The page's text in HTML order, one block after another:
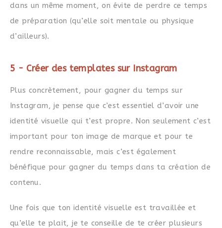
dans un même moment, on évite de perdre ce temps
de préparation (qu’elle soit mentale ou physique
d’ailleurs).
5 - Créer des templates sur Instagram
Plus concrètement, pour gagner du temps sur
Instagram, je pense que c’est essentiel d’avoir une
identité visuelle qui t’est propre. Non seulement c’est
important pour ton image de marque et pour te
rendre reconnaissable, mais c’est également
bénéfique pour gagner du temps dans ta création de
contenu.
Une fois que ton identité visuelle est travaillée et
qu’elle te plait, je te conseille de te créer plusieurs